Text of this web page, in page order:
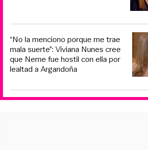
“No la menciono porque me trae
mala suerte”: Viviana Nunes cree
que Neme fue hostil con ella por
lealtad a Argandoña